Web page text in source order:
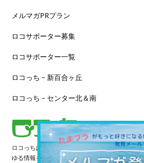
メルマガPRプラン
ロコサポーター募集
ロコサポーター一覧
ロコっち – 新百合ヶ丘
ロコっち – センター北＆南
ロコっちは、あなたのジモト体験を豊かにする
ゆる情報を収集し、日々更新しています。早速